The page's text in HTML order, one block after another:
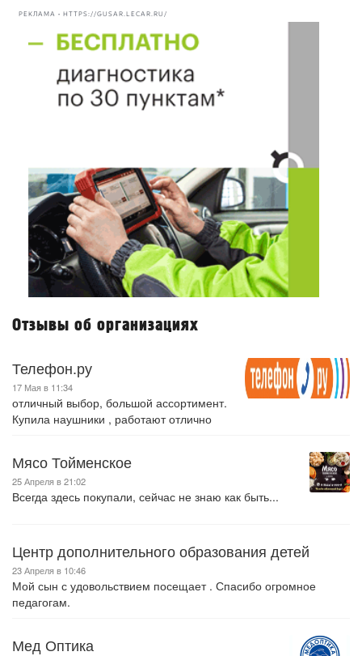
РЕКЛАМА • HTTPS://GUSAR.LECAR.RU/
Отзывы об организациях
Телефон.ру
17 Мая в 11:34
отличный выбор, большой ассортимент.
Купила наушники , работают отлично
Мясо Тойменское
25 Апреля в 21:02
Всегда здесь покупали, сейчас не знаю как быть...
Центр дополнительного образования детей
23 Апреля в 10:46
Мой сын с удовольствием посещает . Спасибо огромное
педагогам.
Мед Оптика